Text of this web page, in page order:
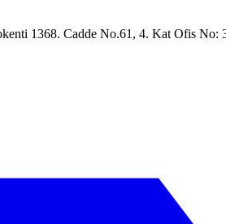
1368. Cadde No.61, 4. Kat Ofis